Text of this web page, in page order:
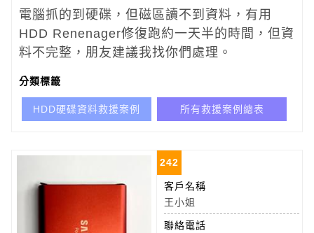
電腦抓的到硬碟，但磁區讀不到資料，有用
HDD Renenager修復跑約一天半的時間，但資
料不完整，朋友建議我找你們處理。
分類標籤
HDD硬碟資料救援案例 所有救援案例總表
242
客戶名稱
王小姐
聯絡電話